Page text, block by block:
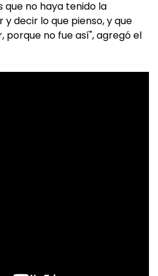
que no haya tenido la
decir lo que pienso, y que
porque no fue así", agregó el